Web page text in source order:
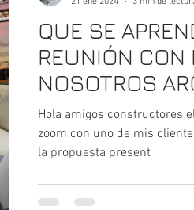
QUE SE
REUNIÓN CON
NOSOTROS
ENERO 2024
con uno de
Hola amigos constructores
zoom con uno de mis
la propuesta present